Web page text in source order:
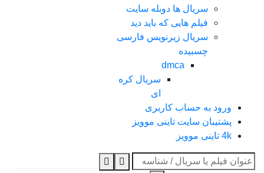
سریال ها دوبله سایت
فیلم هایی که باید دید
سریال زیرنویس فارسی
چسبیده
dmca
سریال کره
ای
ورود به حساب کاربری
پشتیبان سایت تاینی موویز
4k تاینی موویز
عنوان جستجو